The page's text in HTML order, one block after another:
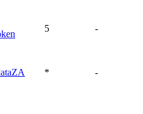
5 -
* -